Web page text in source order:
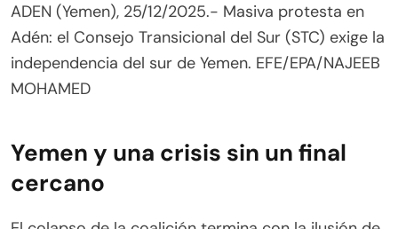
ADEN (Yemen), 25/12/2025.- Masiva protesta en
Adén: el Consejo Transicional del Sur (STC) exige la
independencia del sur de Yemen. EFE/EPA/NAJEEB
MOHAMED
Yemen y una crisis sin un final
cercano